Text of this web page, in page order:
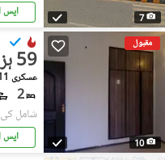
7 ایس
مقبول
10
59 ہزار
عسکری 11 - سیکٹر سی, عسکری 11
2
شامل کی:3 ہفتے
ایس